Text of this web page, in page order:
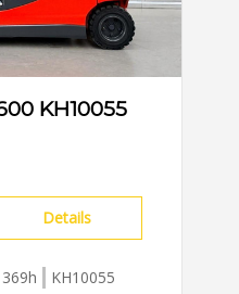
KH10055
Details
369h KH10055